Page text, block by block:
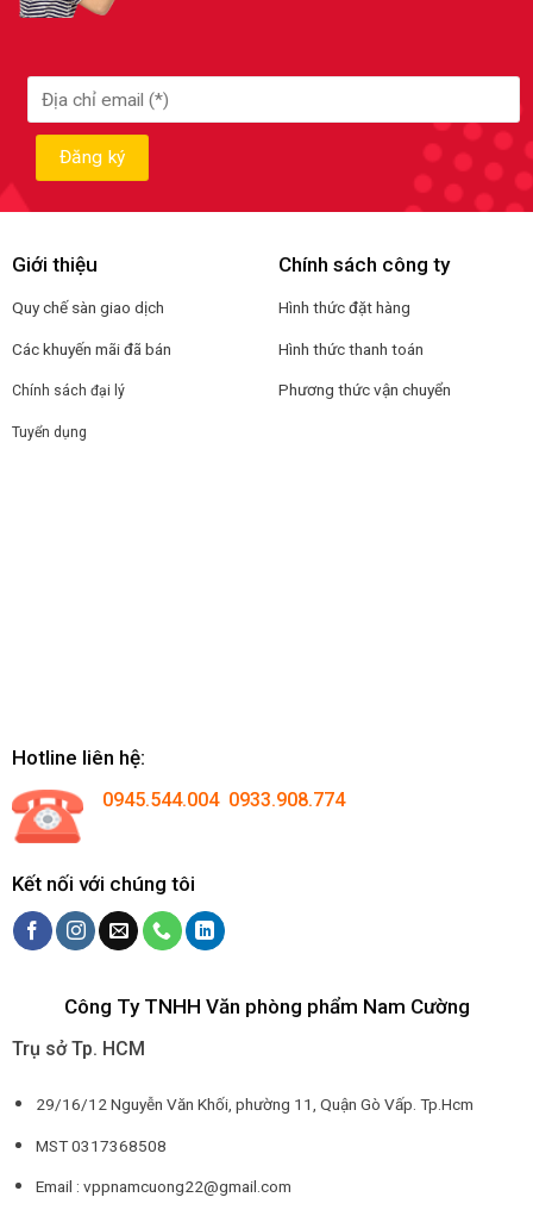
Giới thiệu
Quy chế sàn giao dịch
Các khuyến mãi đã bán
Chính sách đại lý
Tuyển dụng
Chính sách công ty
Hình thức đặt hàng
Hình thức thanh toán
Phương thức vận chuyển
Hotline liên hệ:
0945.544.004 0933.908.774
Kết nối với chúng tôi
Công Ty TNHH Văn phòng phẩm Nam Cường
Trụ sở Tp. HCM
29/16/12 Nguyễn Văn Khối, phường 11, Quận Gò Vấp. Tp.Hcm
MST 0317368508
Email : vppnamcuong22@gmail.com